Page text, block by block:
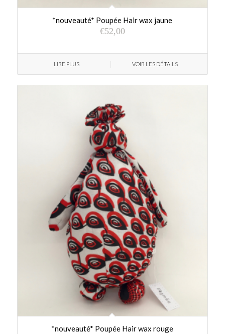
*nouveauté* Poupée Hair wax jaune
€52,00
LIRE PLUS VOIR LES DÉTAILS
*nouveauté* Poupée Hair wax rouge